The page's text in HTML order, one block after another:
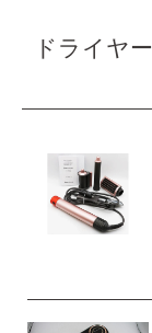
ドライヤ